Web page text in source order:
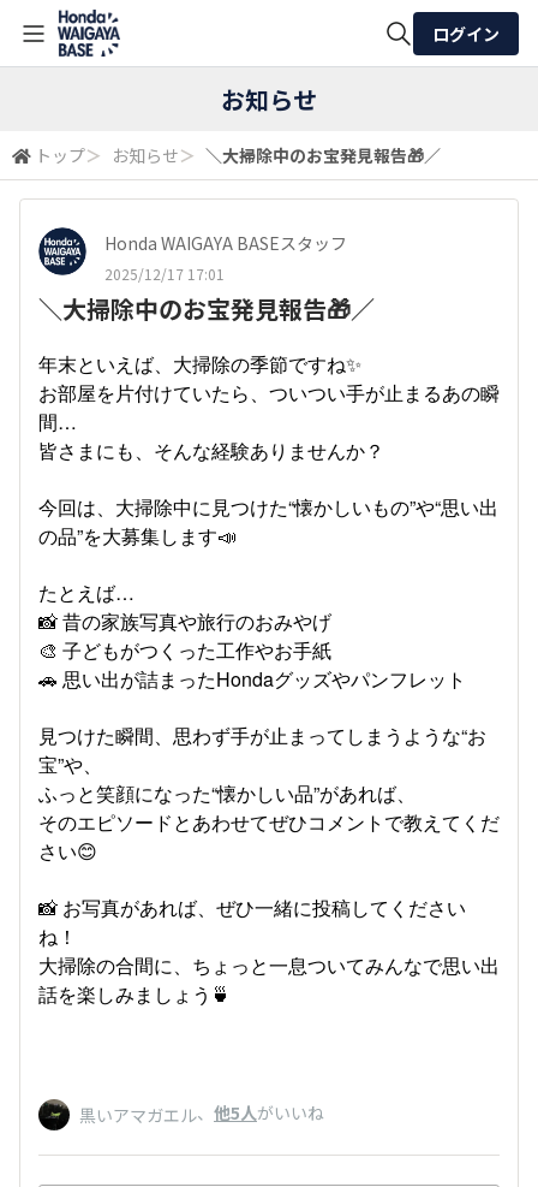
検索
ログイン
お知らせ
トップ＞ お知らせ＞ ＼大掃除中のお宝発見報告🎁／​
Honda WAIGAYA BASEスタッフ
2025/12/17 17:01
＼大掃除中のお宝発見報告🎁／​
年末といえば、大掃除の季節ですね✨​
お部屋を片付けていたら、ついつい手が止まるあの瞬
間…​
皆さまにも、そんな経験ありませんか？​
今回は、大掃除中に見つけた“懐かしいもの”や“思い出
の品”を大募集します📣​
たとえば…​
📸 昔の家族写真や旅行のおみやげ​
🎨 子どもがつくった工作やお手紙​
🚗 思い出が詰まったHondaグッズやパンフレット
見つけた瞬間、思わず手が止まってしまうような“お
宝”や、​
ふっと笑顔になった“懐かしい品”があれば、​
そのエピソードとあわせてぜひコメントで教えてくだ
さい😊​
📸 お写真があれば、ぜひ一緒に投稿してください
ね！​
大掃除の合間に、ちょっと一息ついてみんなで思い出
話を楽しみましょう🍵​
黒いアマガエル、 他5人がいいね